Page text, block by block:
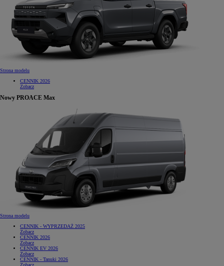
Strona modelu
CENNIK 2026
Zobacz
Nowy PROACE Max
Strona modelu
CENNIK - WYPRZEDAŻ 2025
Zobacz
CENNIK 2026
Zobacz
CENNIK EV 2026
Zobacz
CENNIK - Tanuki 2026
Zobacz